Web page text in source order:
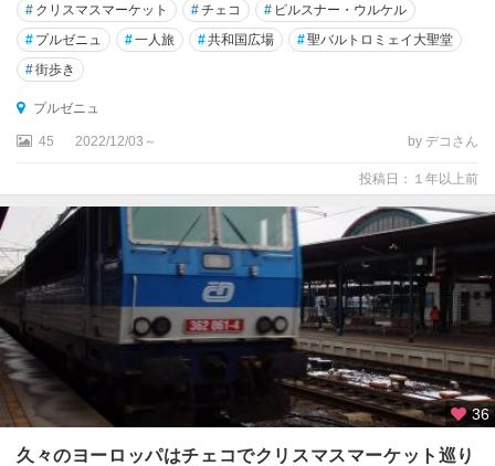
# クリスマスマーケット #チェコ # ピルスナー・ウルケル
# プルゼニュ #一人旅 #共和国広場 #聖バルトロミェイ大聖堂
#街歩き
プルゼニュ
45 2022/12/03～ by デコさん
投稿日：１年以上前
36
久々のヨーロッパはチェコでクリスマスマーケット巡り